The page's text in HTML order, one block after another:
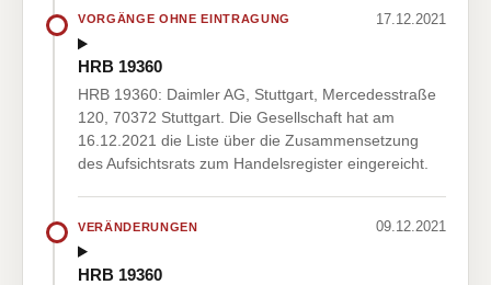
VORGÄNGE OHNE EINTRAGUNG 17.12.2021
HRB 19360
HRB 19360: Daimler AG, Stuttgart, Mercedesstraße
120, 70372 Stuttgart. Die Gesellschaft hat am
16.12.2021 die Liste über die Zusammensetzung
des Aufsichtsrats zum Handelsregister eingereicht.
VERÄNDERUNGEN 09.12.2021
HRB 19360